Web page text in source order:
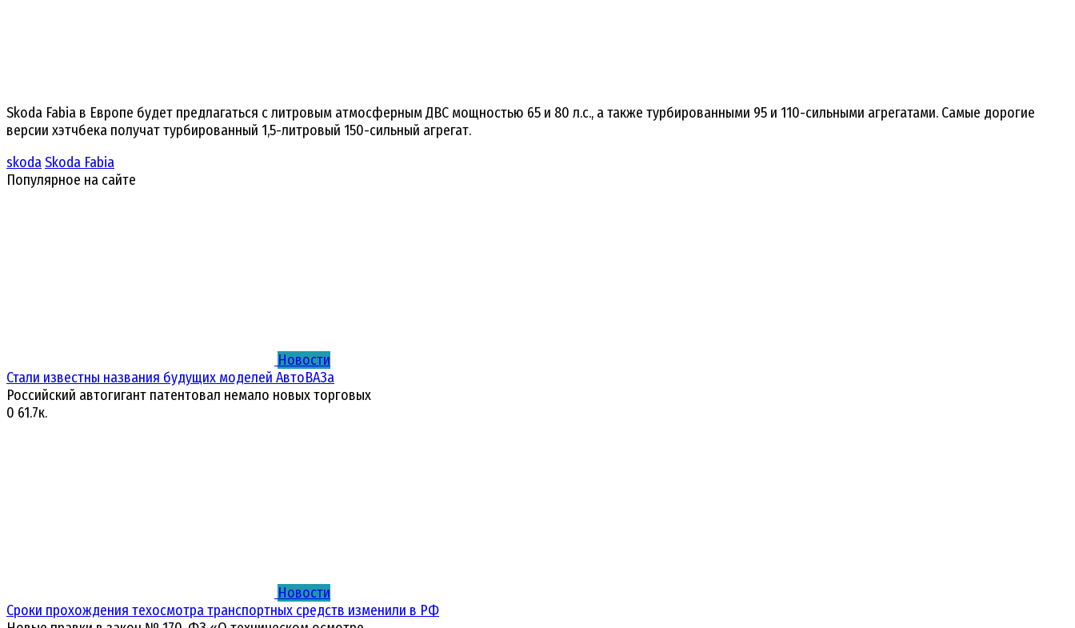
Skoda Fabia в Европе будет предлагаться с литровым атмосферным ДВС мощностью 65 и 80 л.с., а также турбированными 95 и 110-сильными агрегатами. Самые дорогие
версии хэтчбека получат турбированный 1,5-литровый 150-сильный агрегат.
skodaSkoda Fabia
Популярное на сайте
Новости
Стали известны названия будущих моделей АвтоВАЗа
Российский автогигант патентовал немало новых торговых
0 61.7к.
Новости
Сроки прохождения техосмотра транспортных средств изменили в РФ